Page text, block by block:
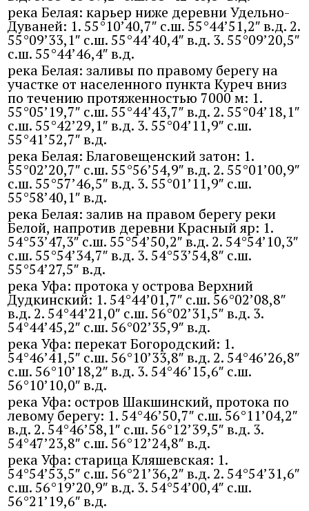
река Белая: карьер ниже деревни Удельно-
Дуваней: 1. 55°10’40,7″ с.ш. 55°44’51,2″ в.д. 2.
55°09’33,1″ с.ш. 55°44’40,4″ в.д. 3. 55°09’20,5″
с.ш. 55°44’46,4″ в.д.
река Белая: заливы по правому берегу на
участке от населенного пункта Куреч вниз
по течению протяженностью 7000 м: 1.
55°05’19,7″ с.ш. 55°44’43,7″ в.д. 2. 55°04’18,1″
с.ш. 55°42’29,1″ в.д. 3. 55°04’11,9″ с.ш.
55°41’52,7″ в.д.
река Белая: Благовещенский затон: 1.
55°02’20,7″ с.ш. 55°56’54,9″ в.д. 2. 55°01’00,9″
с.ш. 55°57’46,5″ в.д. 3. 55°01’11,9″ с.ш.
55°58’40,1″ в.д.
река Белая: залив на правом берегу реки
Белой, напротив деревни Красный яр: 1.
54°53’47,3″ с.ш. 55°54’50,2″ в.д. 2. 54°54’10,3″
с.ш. 55°54’34,7″ в.д. 3. 54°53’54,8″ с.ш.
55°54’27,5″ в.д.
река Уфа: протока у острова Верхний
Дудкинский: 1. 54°44’01,7″ с.ш. 56°02’08,8″
в.д. 2. 54°44’21,0″ с.ш. 56°02’31,5″ в.д. 3.
54°44’45,2″ с.ш. 56°02’35,9″ в.д.
река Уфа: перекат Богородский: 1.
54°46’41,5″ с.ш. 56°10’33,8″ в.д. 2. 54°46’26,8″
с.ш. 56°10’18,2″ в.д. 3. 54°46’15,6″ с.ш.
56°10’10,0″ в.д.
река Уфа: остров Шакшинский, протока по
левому берегу: 1. 54°46’50,7″ с.ш. 56°11’04,2″
в.д. 2. 54°46’58,1″ с.ш. 56°12’39,5″ в.д. 3.
54°47’23,8″ с.ш. 56°12’24,8″ в.д.
река Уфа: старица Кляшевская: 1.
54°54’53,5″ с.ш. 56°21’36,2″ в.д. 2. 54°54’31,6″
с.ш. 56°19’20,9″ в.д. 3. 54°54’00,4″ с.ш.
56°21’19,6″ в.д.